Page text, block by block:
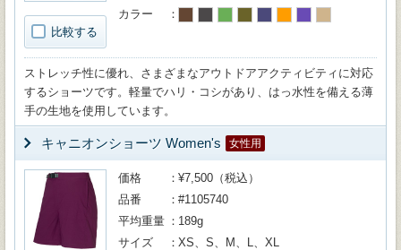
比較する
カラー
ストレッチ性に優れ、さまざまなアウトドアアクティビティに対応
するショーツです。軽量でハリ・コシがあり、はっ水性を備える薄
手の生地を使用しています。
キャニオンショーツ Women's 女性用
価格
¥7,500（税込）
品番
#1105740
平均重量
189g
サイズ
XS、S、M、L、XL